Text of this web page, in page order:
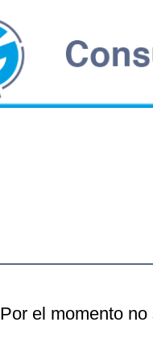
Por el momento